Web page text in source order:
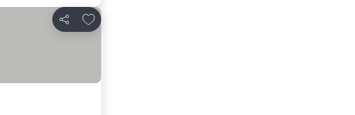
Partilhar
Adicionar aos favoritos